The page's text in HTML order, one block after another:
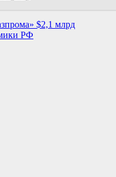
$2,1 млрд
РФ